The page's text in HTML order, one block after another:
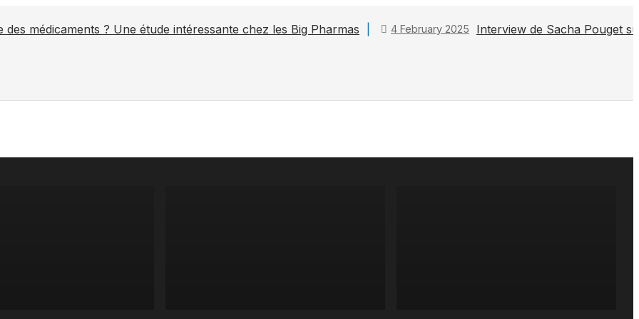
des médicaments ? Une étude intéressante chez les Big Pharmas 4 February 2025 Interview de Sacha Pouget